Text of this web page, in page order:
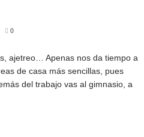
0
ajetreo… Apenas nos da tiempo a
de casa más sencillas, pues
del trabajo vas al gimnasio, a